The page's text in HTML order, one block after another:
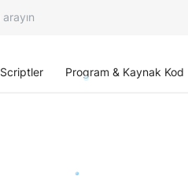
Scriptler Program & Kaynak Kod